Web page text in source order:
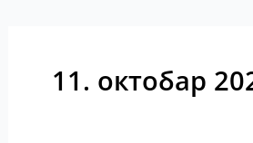
11. октобар